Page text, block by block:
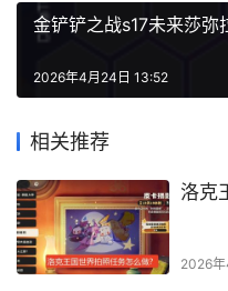
金铲铲之战s17未来莎弥
2026年4月24日 13:52
相关推荐
洛克
2026年